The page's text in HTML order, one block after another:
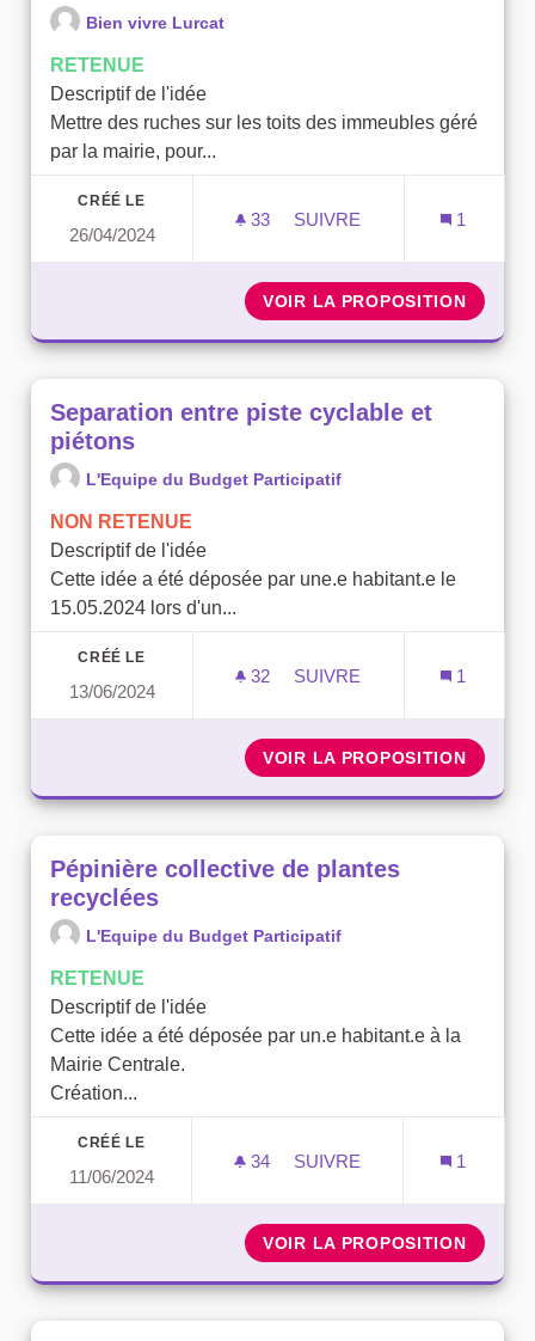
Bien vivre Lurcat
RETENUE
Descriptif de l'idée
Mettre des ruches sur les toits des immeubles géré
par la mairie, pour...
CRÉÉ LE
26/04/2024
33 33 ABONNÉS
SUIVRE
1
VOIR LA PROPOSITION DES
Separation entre piste cyclable et
piétons
L'Equipe du Budget Participatif
NON RETENUE
Descriptif de l'idée
Cette idée a été déposée par une.e habitant.e le
15.05.2024 lors d'un...
CRÉÉ LE
13/06/2024
32 32 ABONNÉS
SUIVRE
1
VOIR LA PROPOSITION
Pépinière collective de plantes
recyclées
L'Equipe du Budget Participatif
RETENUE
Descriptif de l'idée
Cette idée a été déposée par un.e habitant.e à la
Mairie Centrale.
Création...
CRÉÉ LE
11/06/2024
34 34 ABONNÉS
SUIVRE
1
VOIR LA PROPOSITION